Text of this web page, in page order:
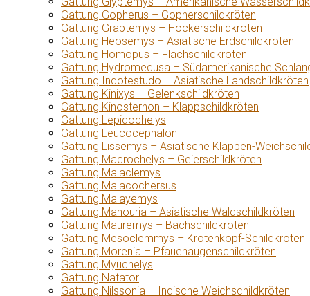
Gattung Gopherus – Gopherschildkröten
Gattung Graptemys – Höckerschildkröten
Gattung Heosemys – Asiatische Erdschildkröten
Gattung Homopus – Flachschildkröten
Gattung Hydromedusa – Südamerikanische
Gattung Indotestudo – Asiatische Landschildkröten
Gattung Kinixys – Gelenkschildkröten
Gattung Kinosternon – Klappschildkröten
Gattung Lepidochelys
Gattung Leucocephalon
Gattung Lissemys – Asiatische Klappen-
Gattung Macrochelys – Geierschildkröten
Gattung Malaclemys
Gattung Malacochersus
Gattung Malayemys
Gattung Manouria – Asiatische Waldschildkröten
Gattung Mauremys – Bachschildkröten
Gattung Mesoclemmys – Krötenkopf-Schildkröten
Gattung Morenia – Pfauenaugenschildkröten
Gattung Myuchelys
Gattung Natator
Gattung Nilssonia – Indische Weichschildkröten